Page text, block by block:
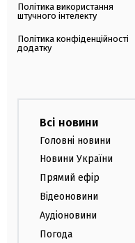
Політика використання
штучного інтелекту
Політика конфіденційності
додатку
Всі новини
Головні новини
Новини України
Прямий ефір
Відеоновини
Аудіоновини
Погода